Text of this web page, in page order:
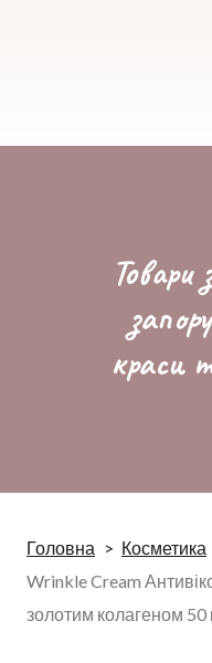
краси
Головна Косметика
Wrinkle Cream
золотим колагеном 50